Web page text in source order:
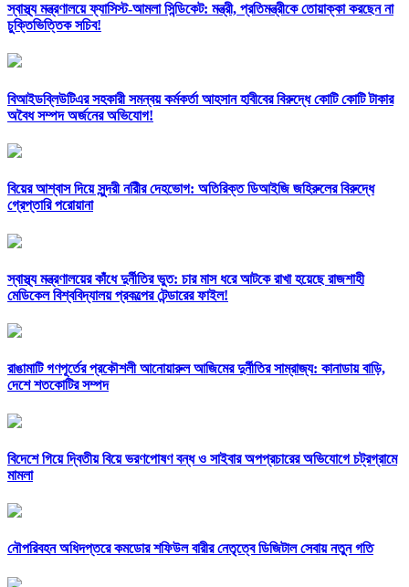
স্বাস্থ্য মন্ত্রণালয়ে ফ্যাসিস্ট-আমলা সিন্ডিকেট: মন্ত্রী, প্রতিমন্ত্রীকে তোয়াক্কা করছেন না
চুক্তিভিত্তিক সচিব!
বিআইডব্লিউটিএর সহকারী সমন্বয় কর্মকর্তা আহসান হাবীবের বিরুদ্ধে কোটি কোটি টাকার
অবৈধ সম্পদ অর্জনের অভিযোগ!
বিয়ের আশ্বাস দিয়ে সুন্দরী নরিীর দেহভোগ: অতিরিক্ত ডিআইজি জহিরুলের বিরুদ্ধে
গ্রেপ্তারি পরোয়ানা
স্বাস্থ্য মন্ত্রণালয়ের কাঁধে দুর্নীতির ভুত: চার মাস ধরে আটকে রাখা হয়েছে রাজশাহী
মেডিকেল বিশ্ববিদ্যালয় প্রকল্পের টেন্ডারের ফাইল!
রাঙামাটি গণপূর্তের প্রকৌশলী আনোয়ারুল আজিমের দুর্নীতির সাম্রাজ্য: কানাডায় বাড়ি,
দেশে শতকোটির সম্পদ
বিদেশে গিয়ে দ্বিতীয় বিয়ে ভরণপোষণ বন্ধ ও সাইবার অপপ্রচারের অভিযোগে চট্রগ্রামে
মামলা
নৌপরিবহন অধিদপ্তরে কমডোর শফিউল বারীর নেতৃত্বে ডিজিটাল সেবায় নতুন গতি